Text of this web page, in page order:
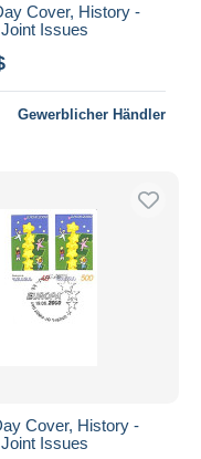
Cover, History -
Issues
Gewerblicher Händler
Cover, History -
Issues